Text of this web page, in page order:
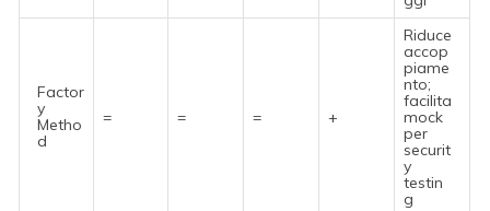
Factor
y
Metho
d
= = = +
Riduce
accop
piame
nto;
facilita
mock
per
securit
y
testin
g